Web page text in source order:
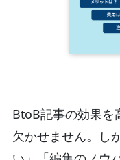
BtoB記事の効果を
欠かせません。し